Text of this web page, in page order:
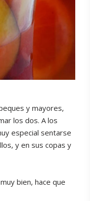
y mayores,
los dos. A los
especial sentarse
y en sus copas y
bien, hace que